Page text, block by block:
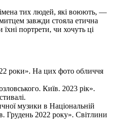
тих людей, які воюють, —
завжди стояла етична
портрети, чи хочуть ці
роки». На цих фото обличчя
Київ. 2023 рік».
музики в Національній
Грудень 2022 року». Світлини